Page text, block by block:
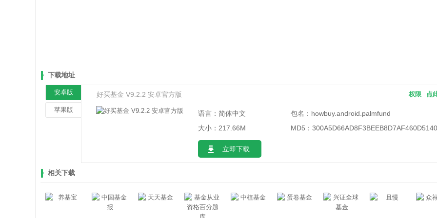
下载地址
安卓版
苹果版
好买基金 V9.2.2 安卓官方版 点
权限
语言：简体中文
大小：217.66M
立即下载
包名： howbuy.android.palmfund
MD5：
相关下载